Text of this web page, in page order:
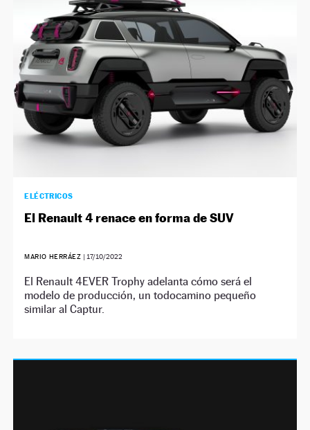
NEWSLETTER
SÍGUENOS
ELÉCTRICOS
El Renault 4 renace en forma de SUV
MARIO HERRÁEZ | 17/10/2022
El Renault 4EVER Trophy adelanta cómo será el
modelo de producción, un todocamino pequeño
similar al Captur.